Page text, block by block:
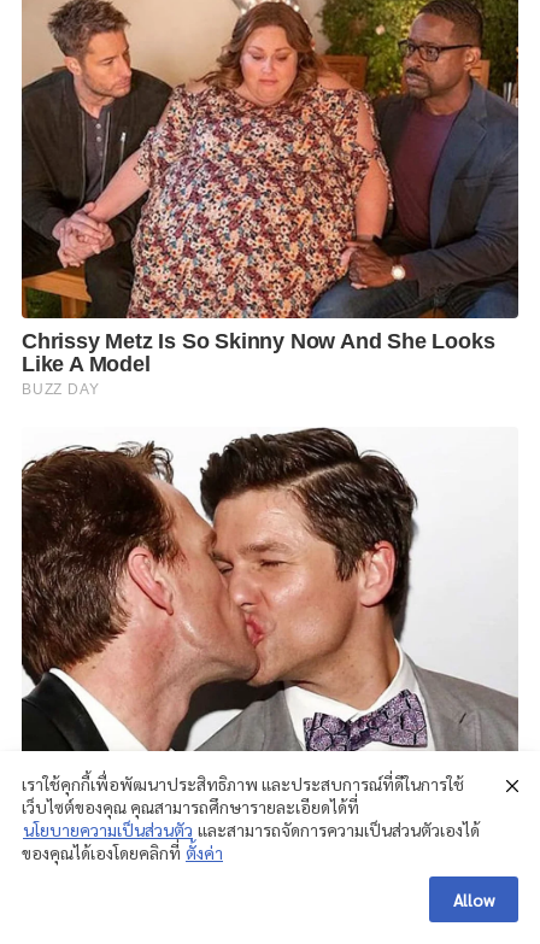
เราใช้คุกกี้เพื่อพัฒนาประสิทธิภาพ และประสบการณ์ที่ดีในการใช้
เว็บไซต์ของคุณ คุณสามารถศึกษารายละเอียดได้ที่
นโยบายความเป็นส่วนตัว และสามารถจัดการความเป็นส่วนตัวเองได้
ของคุณได้เองโดยคลิกที่ ตั้งค่า
Allow